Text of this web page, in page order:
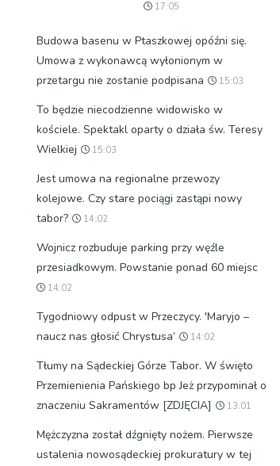
17:05
Budowa basenu w Ptaszkowej opóźni się.
Umowa z wykonawcą wyłonionym w
przetargu nie zostanie podpisana
15:03
To będzie niecodzienne widowisko w
kościele. Spektakl oparty o działa św. Teresy
Wielkiej
15:03
Jest umowa na regionalne przewozy
kolejowe. Czy stare pociągi zastąpi nowy
tabor?
14:02
Wojnicz rozbuduje parking przy węźle
przesiadkowym. Powstanie ponad 60 miejsc
14:02
Tygodniowy odpust w Przeczycy. 'Maryjo –
naucz nas głosić Chrystusa’
14:02
Tłumy na Sądeckiej Górze Tabor. W święto
Przemienienia Pańskiego bp Jeż przypominał o
znaczeniu Sakramentów [ZDJĘCIA]
13:01
Mężczyzna został dźgnięty nożem. Pierwsze
ustalenia nowosądeckiej prokuratury w tej